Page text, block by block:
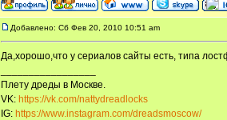
Добавлено: Сб Фев 20, 2010 10:51 am
Да,хорошо,что у сериалов сайты есть, типа
Плету дреды в Москве.
VK: https://vk.com/nattydreadlocks
IG: https://www.instagram.com/dreadsmoscow/